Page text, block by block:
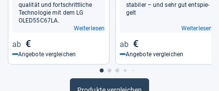
qua­li­tät und fort­schritt­li­che
Tech­no­lo­gie mit dem LG
OLED55C67LA.
Weiterlesen
€
Angebote vergleichen
sta­bi­ler – und sehr gut ent­spie­
gelt
Weiterlesen
€
Angebote vergleichen